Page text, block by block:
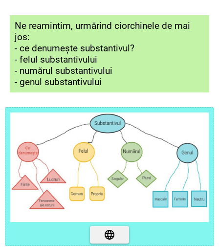
Ne reamintim, urmărind ciorchinele de mai
jos:
- ce denumește substantivul?
- felul substantivului
- numărul substantivului
- genul substantivului